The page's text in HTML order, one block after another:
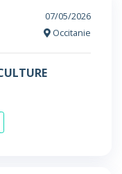
07/05/2026
Occitanie